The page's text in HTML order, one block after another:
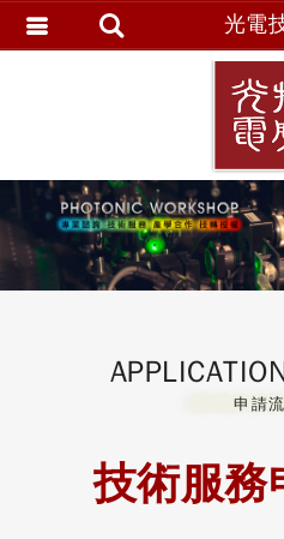
申請
技術服務
光電
會員
忘記
訂單
追蹤